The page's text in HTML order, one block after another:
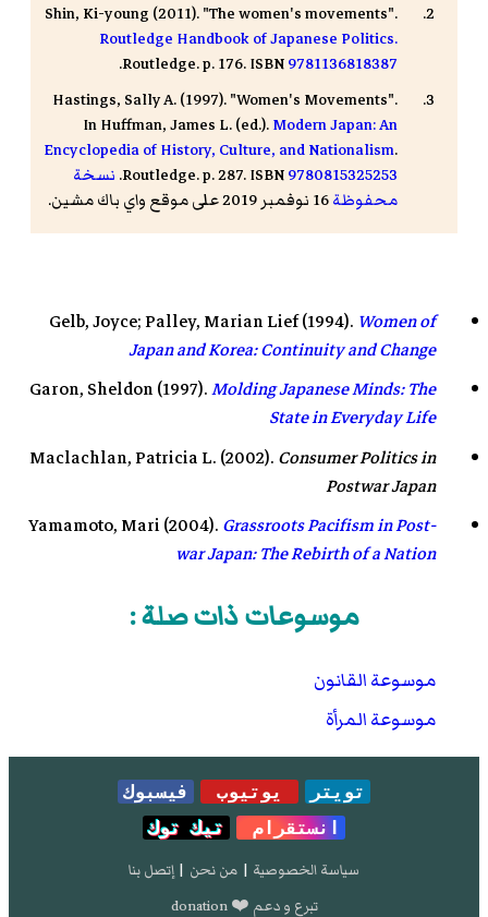
Shin, Ki-young (2011). "The women's movements".
Routledge Handbook of Japanese Politics.
Routledge. p. 176.ISBN9781136818387
.
Hastings, Sally A. (1997). "Women's Movements".
InHuffman, James L. (ed.).Modern Japan: An
Encyclopedia of History, Culture, and Nationalism.
Routledge. p. 287.ISBN9780815325253
. نسخة
محفوظة
Gelb, Joyce; Palley, Marian Lief (1994). Women of
Japan and Korea: Continuity and Change
Garon, Sheldon (1997).Molding Japanese Minds: The
State in Everyday Life
Maclachlan, Patricia L. (2002).Consumer Politics in
Postwar Japan
Yamamoto, Mari (2004).Grassroots Pacifism in Post-
war Japan: The Rebirth of a Nation
موسوعات ذات صلة :
موسوعة القانون
موسوعة المرأة
تويتر يوتيوب
فيسبوك
انستقرام
تيك توك
سياسة الخصوصية | من نحن | إتصل بنا
تبرع و دعم ❤️ donation